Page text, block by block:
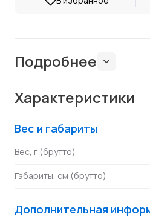
Подробнее
Характеристики
Вес и габариты
Вес, г (брутто)
Габариты, см (брутто)
Дополнительная